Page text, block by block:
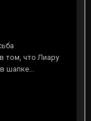
том, что Лиару
шапке...